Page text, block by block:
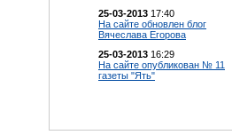
25-03-2013 17:40
На сайте обновлен блог
Вячеслава Егорова
25-03-2013 16:29
На сайте опубликован № 11
газеты "Ять"